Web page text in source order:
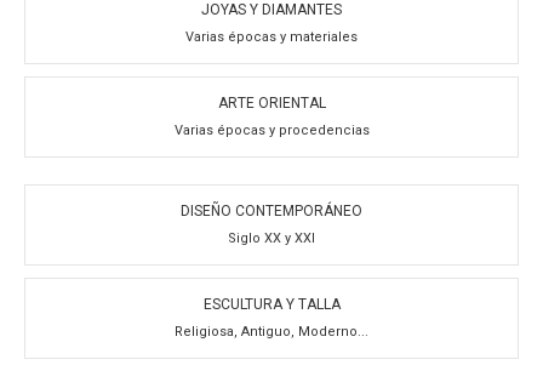
JOYAS Y DIAMANTES
Varias épocas y materiales
ARTE ORIENTAL
Varias épocas y procedencias
DISEÑO CONTEMPORÁNEO
Siglo XX y XXI
ESCULTURA Y TALLA
Religiosa, Antiguo, Moderno...